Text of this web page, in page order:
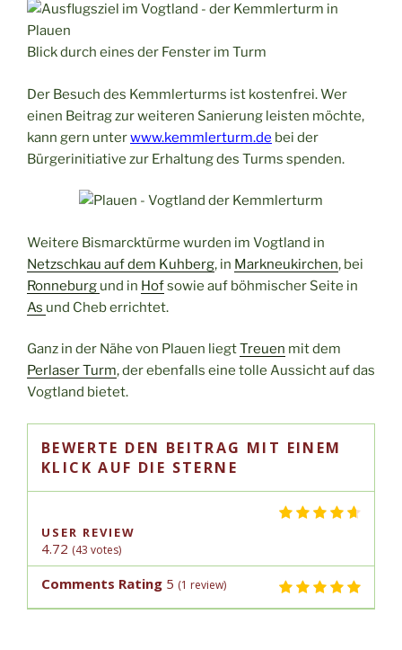
Blick durch eines der Fenster im Turm
Der Besuch des Kemmlerturms ist kostenfrei. Wer
einen Beitrag zur weiteren Sanierung leisten möchte,
kann gern unterwww.kemmlerturm.de bei der
Bürgerinitiative zur Erhaltung des Turms spenden.
Weitere Bismarcktürme wurden im Vogtland in
Netzschkau auf dem Kuhberg, in Markneukirchen, bei
Ronneburg und in Hofsowie auf böhmischer Seite in
As und Cheb errichtet.
Ganz in der Nähe von Plauen liegtTreuen mit dem
Perlaser Turm, der ebenfalls eine tolle Aussicht auf das
Vogtland bietet.
BEWERTE DEN BEITRAG MIT EINEM
KLICK AUF DIE STERNE
USER REVIEW
4.72 (43 votes)
Comments Rating 5 (1 review)